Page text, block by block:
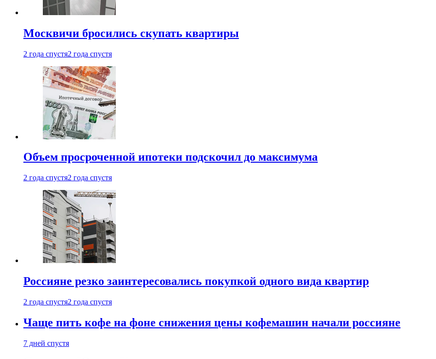
Москвичи бросились скупать квартиры
2 года спустя2 года спустя
Объем просроченной ипотеки подскочил до максимума
2 года спустя2 года спустя
Россияне резко заинтересовались покупкой одного вида квартир
2 года спустя2 года спустя
Чаще пить кофе на фоне снижения цены кофемашин начали россияне
7 дней спустя